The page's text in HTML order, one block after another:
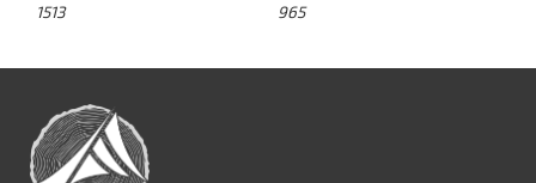
sống và làm việc của mọi
1513
Với sự kết hợp giữa tính
vệ, đế lót ly gỗ mang lại
965